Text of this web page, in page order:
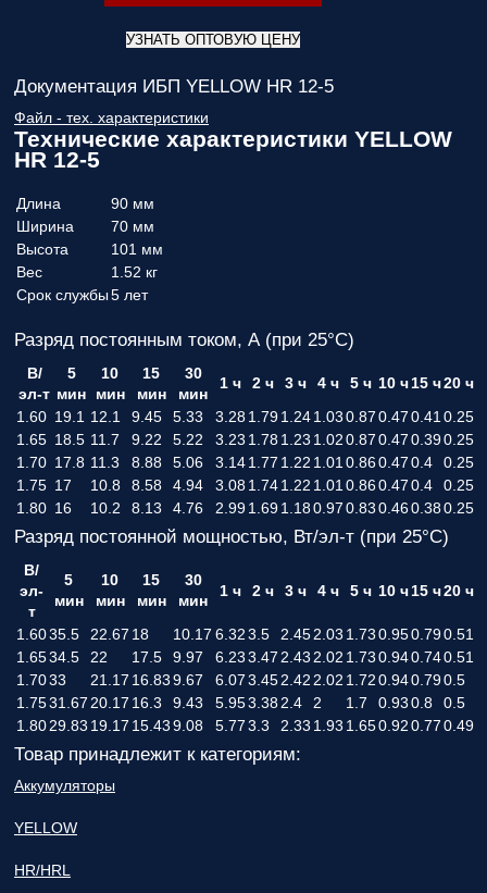
УЗНАТЬ ОПТОВУЮ ЦЕНУ
Документация ИБП YELLOW HR 12-5
Файл - тех. характеристики
Технические характеристики YELLOW
HR 12-5
Длина
90 мм
Ширина
70 мм
Высота
101 мм
Вес
1.52 кг
Срок службы5 лет
Разряд постоянным током, А (при 25°С)
В/
эл-т
5
мин
10
мин
15
мин
30
мин
1 ч 2 ч 3 ч 4 ч 5 ч 10 ч15 ч20 ч
1.60 19.1 12.1 9.45 5.33 3.28 1.791.241.030.870.470.41 0.25
1.65 18.5 11.7 9.22 5.22 3.23 1.78 1.23 1.020.870.470.390.25
1.70 17.8 11.3 8.88 5.06 3.141.77 1.22 1.01 0.860.470.4
0.25
1.75 17 10.8 8.58 4.94 3.08 1.741.22 1.01 0.860.470.4
0.25
1.80 16 10.2 8.13 4.76 2.991.691.180.970.830.460.380.25
Разряд постоянной мощностью, Вт/эл-т (при 25°С)
В/
эл-
т
5
мин
10
мин
15
мин
30
мин
1 ч 2 ч 3 ч 4 ч 5 ч 10 ч15 ч20 ч
1.6035.5 22.67 18 10.17 6.323.5 2.452.03 1.730.950.790.51
1.6534.5 22 17.5 9.97 6.233.47 2.43 2.02 1.730.940.740.51
1.7033 21.17 16.839.67 6.073.452.42 2.02 1.720.940.790.5
1.7531.67 20.17 16.3 9.43 5.953.38 2.4 2 1.7 0.930.8
0.5
1.8029.83 19.17 15.439.08 5.773.3 2.33 1.93 1.650.920.770.49
Товар принадлежит к категориям:
Аккумуляторы
YELLOW
HR/HRL